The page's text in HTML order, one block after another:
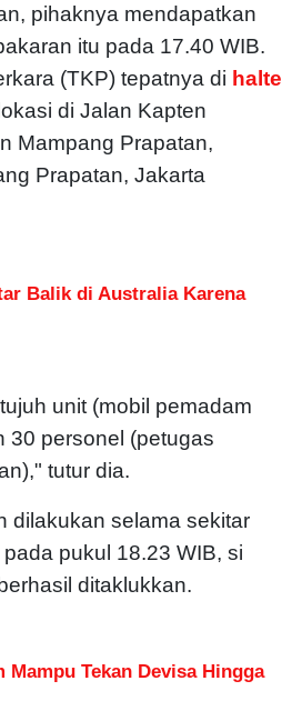
pihaknya mendapatkan
itu pada 17.40 WIB.
(TKP) tepatnya di halte
di Jalan Kapten
Mampang Prapatan,
Prapatan, Jakarta
Balik di Australia Karena
unit (mobil pemadam
30 personel (petugas
tutur dia.
dilakukan selama sekitar
pukul 18.23 WIB, si
ditaklukkan.
Mampu Tekan Devisa Hingga